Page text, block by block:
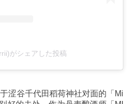
がシェアした投稿
涩谷千代田稻荷神社对面的「Mi